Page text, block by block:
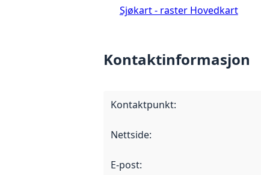
Sjøkart - raster Hovedkart
Kontaktinformasjon
Kontaktpunkt:
Nettside:
E-post: